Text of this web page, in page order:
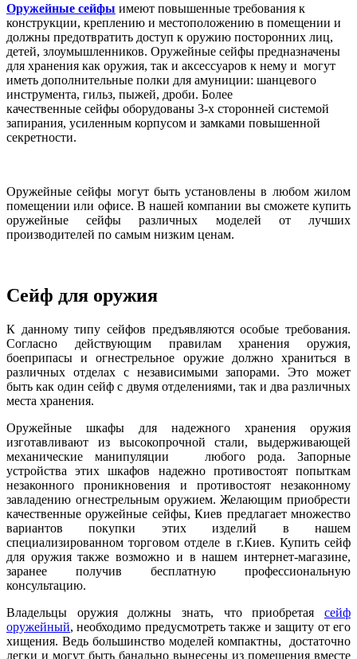
Оружейные сейфы имеют повышенные требования к
конструкции, креплению и местоположению в помещении и
должны предотвратить доступ к оружию посторонних лиц,
детей, злоумышленников. Оружейные сейфы предназначены
для хранения как оружия, так и аксессуаров к нему и могут
иметь дополнительные полки для амуниции: шанцевого
инструмента, гильз, пыжей, дроби. Более
качественные сейфы оборудованы 3-х сторонней системой
запирания, усиленным корпусом и замками повышенной
секретности.
Оружейные сейфы могут быть установлены в любом жилом
помещении или офисе. В нашей компании вы сможете купить
оружейные сейфы различных моделей от лучших
производителей по самым низким ценам.
Сейф для оружия
К данному типу сейфов предъявляются особые требования.
Согласно действующим правилам хранения оружия,
боеприпасы и огнестрельное оружие должно храниться в
различных отделах с независимыми запорами. Это может
быть как один сейф с двумя отделениями, так и два различных
места хранения.
Оружейные шкафы для надежного хранения оружия
изготавливают из высокопрочной стали, выдерживающей
механические манипуляции любого рода. Запорные
устройства этих шкафов надежно противостоят попыткам
незаконного проникновения и противостоят незаконному
завладению огнестрельным оружием. Желающим приобрести
качественные оружейные сейфы, Киев предлагает множество
вариантов покупки этих изделий в нашем
специализированном торговом отделе в г.Киев. Купить сейф
для оружия также возможно и в нашем интернет-магазине,
заранее получив бесплатную профессиональную
консультацию.
Владельцы оружия должны знать, что приобретая сейф
оружейный, необходимо предусмотреть также и защиту от его
хищения. Ведь большинство моделей компактны, достаточно
легки и могут быть банально вынесены из помещения вместе